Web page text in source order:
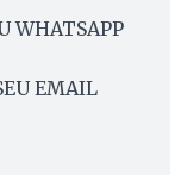
WHATSAPP
EMAIL